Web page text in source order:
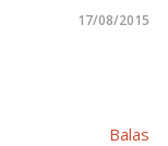
17/08/2015
Balas